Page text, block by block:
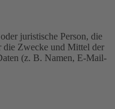
juristische Person, die
die Zwecke und Mittel der
(z. B. Namen, E-Mail-